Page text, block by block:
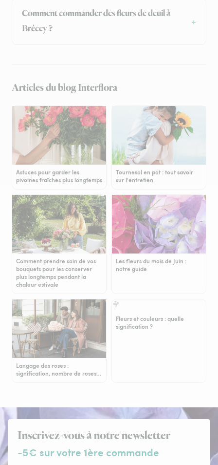
Comment commander des fleurs de deuil à
Brécey ?
Articles du blog Interflora
Astuces pour garder les
pivoines fraîches plus longtemps
Tournesol en pot : tout savoir
sur l'entretien
Comment prendre soin de vos
bouquets pour les conserver
plus longtemps pendant la
chaleur estivale
Les fleurs du mois de Juin :
notre guide
Langage des roses :
signification, nombre de roses…
Fleurs et couleurs : quelle
signification ?
Inscrivez-vous à notre newsletter
-5€ sur votre 1ère commande